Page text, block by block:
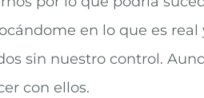
en lo que es
sin nuestro control.
con ellos.